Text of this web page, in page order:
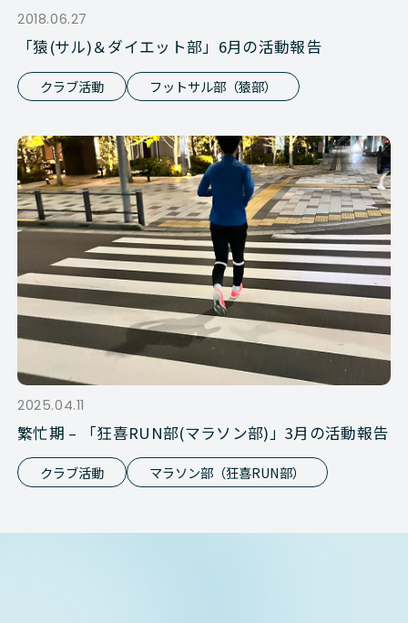
2018.06.27
「猿(サル)＆ダイエット部」6月の活動報告
クラブ活動 フットサル部（猿部）
2025.04.11
繁忙期 – 「狂喜RUN部(マラソン部)」3月の活動報告
クラブ活動 マラソン部（狂喜RUN部）